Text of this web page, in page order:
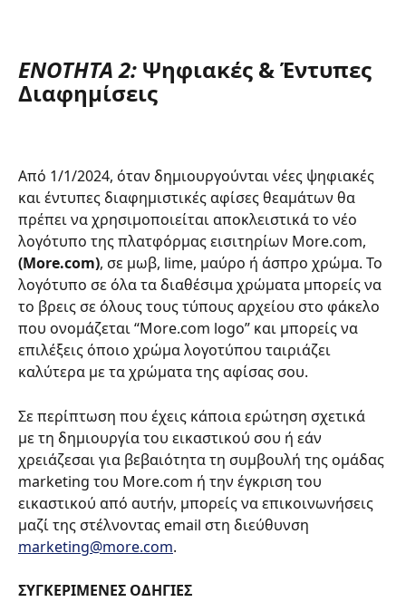
ΕΝΟΤΗΤΑ 2: Ψηφιακές & Έντυπες
Διαφημίσεις
Από 1/1/2024, όταν δημιουργούνται νέες ψηφιακές
και έντυπες διαφημιστικές αφίσες θεαμάτων θα
πρέπει να χρησιμοποιείται αποκλειστικά το νέο
λογότυπο της πλατφόρμας εισιτηρίων More.com,
(More.com), σε μωβ, lime, μαύρο ή άσπρο χρώμα. Το
λογότυπο σε όλα τα διαθέσιμα χρώματα μπορείς να
το βρεις σε όλους τους τύπους αρχείου στο φάκελο
που ονομάζεται “More.com logo” και μπορείς να
επιλέξεις όποιο χρώμα λογοτύπου ταιριάζει
καλύτερα με τα χρώματα της αφίσας σου.
Σε περίπτωση που έχεις κάποια ερώτηση σχετικά
με τη δημιουργία του εικαστικού σου ή εάν
χρειάζεσαι για βεβαιότητα τη συμβουλή της ομάδας
marketing του More.com ή την έγκριση του
εικαστικού από αυτήν, μπορείς να επικοινωνήσεις
μαζί της στέλνοντας email στη διεύθυνση
marketing@more.com.
ΣΥΓΚΕΡΙΜΕΝΕΣ ΟΔΗΓΙΕΣ